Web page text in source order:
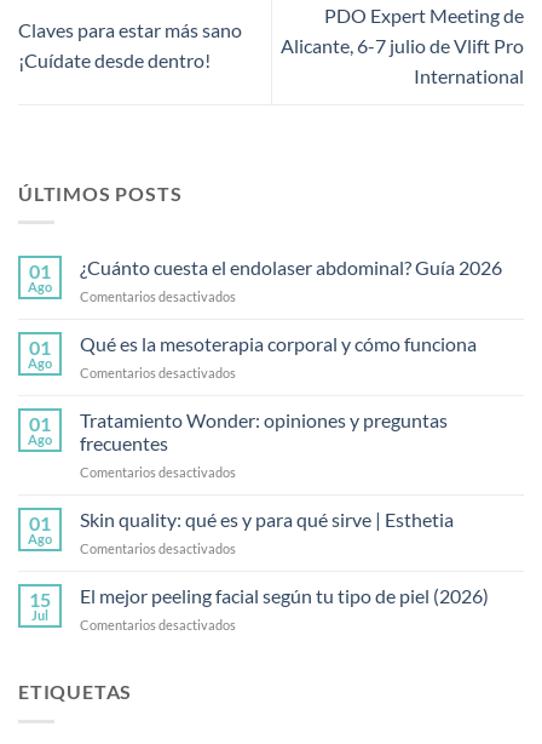
Claves para estar más sano
¡Cuídate desde dentro!
PDO Expert Meeting de
Alicante, 6-7 julio de Vlift Pro
International
ÚLTIMOS POSTS
01
Ago
¿Cuánto cuesta el endolaser abdominal? Guía 2026
Comentarios desactivados
cuesta
el
endolaser
Guía
01
Ago
Qué es la mesoterapia corporal y cómo funciona
Comentarios desactivados
es
corporal
cómo
01
Ago
Tratamiento Wonder: opiniones y preguntas
frecuentes
Comentarios desactivados
opiniones
y
frecuentes
01
Ago
Skin quality: qué es y para qué sirve | Esthetia
Comentarios desactivados
quality:
es
15
Jul
El mejor peeling facial según tu tipo de piel (2026)
Comentarios desactivados
ETIQUETAS